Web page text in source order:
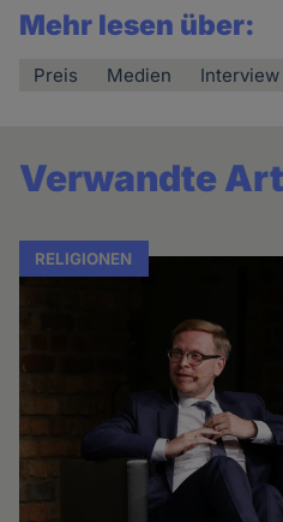
Mehr lesen über:
Preis Medien Interview
Verwandte
RELIGIONEN